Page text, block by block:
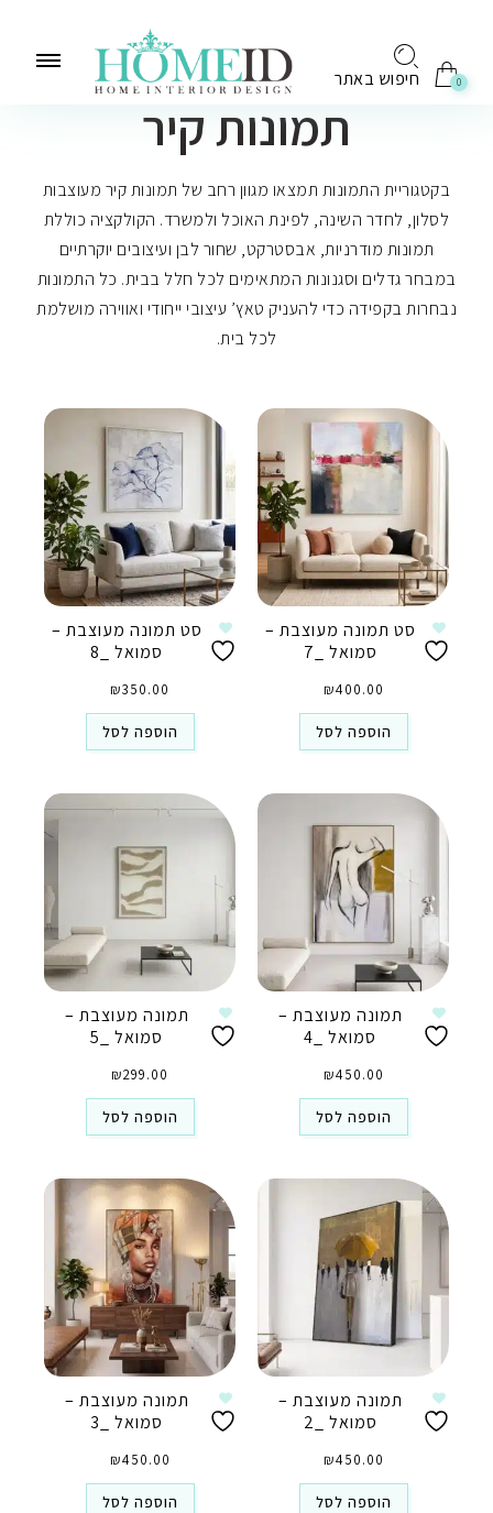
חיפוש באתר 0
תמונות קיר
בקטגוריית התמונות תמצאו מגוון רחב של תמונות קיר מעוצבות
לסלון, לחדר השינה, לפינת האוכל ולמשרד. הקולקציה כוללת
תמונות מודרניות, אבסטרקט, שחור לבן ועיצובים יוקרתיים
במבחר גדלים וסגנונות המתאימים לכל חלל בבית. כל התמונות
נבחרות בקפידה כדי להעניק טאץ’ עיצובי ייחודי ואווירה מושלמת
לכל בית.
סט תמונה מעוצבת –
סמואל _8
₪350.00
הוספה לסל
סט תמונה מעוצבת –
סמואל _7
₪400.00
הוספה לסל
תמונה מעוצבת –
סמואל _5
₪299.00
הוספה לסל
תמונה מעוצבת –
סמואל _4
₪450.00
הוספה לסל
תמונה מעוצבת –
סמואל _3
₪450.00
הוספה לסל
תמונה מעוצבת –
סמואל _2
₪450.00
הוספה לסל